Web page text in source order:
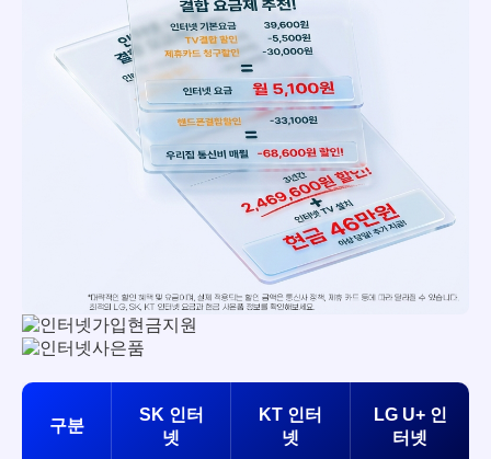
구분
SK 인터
넷
KT 인터
넷
LG U+ 인
터넷